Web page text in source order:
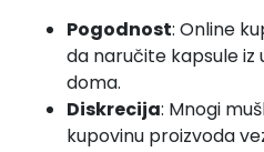
Pogodnost: Online
da naručite kapsule
doma.
Diskrecija: Mnogi
kupovinu proizvoda